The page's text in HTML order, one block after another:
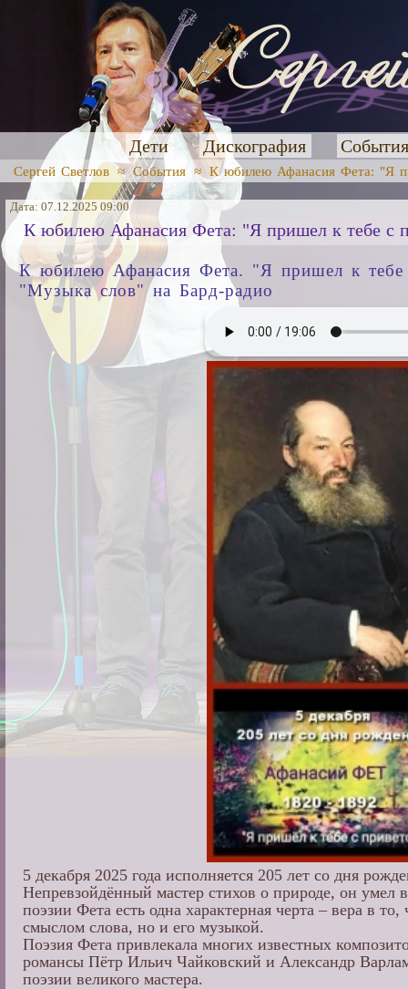
Дети Дискография
Сергей Светлов ≈События ≈ К юбилею Афанасия Фета: "Я
Дата: 07.12.2025 09:00
К юбилею Афанасия Фета: "Я пришел к тебе с
К юбилею Афанасия Фета. "Я пришел к тебе
"Музыка слов" на Бард-радио
5 декабря 2025 года исполняется 205 лет со дня
Непревзойдённый мастер стихов о природе, он
поэзии Фета есть одна характерная черта – вера в
смыслом слова, но и его музыкой.
Поэзия Фета привлекала многих известных
романсы Пётр Ильич Чайковский и Александр
поэзии великого мастера.